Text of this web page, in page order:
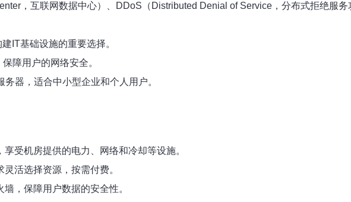
，互联网数据中心）、DDoS（Distributed Denial of Service，分布式拒绝服务
IT基础设施的重要选择。
障用户的网络安全。
器，适合中小型企业和个人用户。
受机房提供的电力、网络和冷却等设施。
活选择资源，按需付费。
，保障用户数据的安全性。